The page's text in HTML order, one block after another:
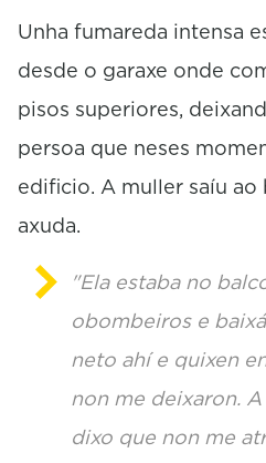
Unha fumareda intensa
desde o garaxe onde
pisos superiores,
persoa que neses
edificio. A muller saíu ao
axuda.
"Ela estaba no
obombeiros e
neto ahí e quixen
non me deixaron.
dixo que non me